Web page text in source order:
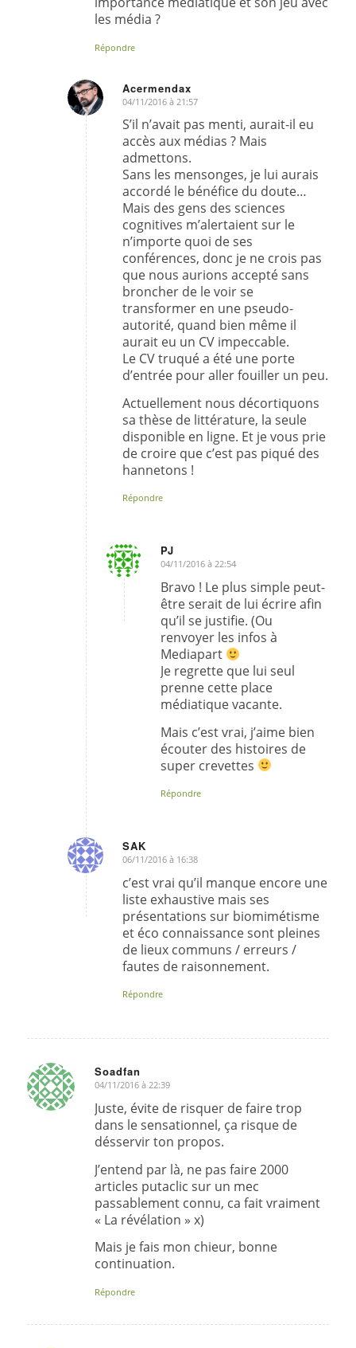
les média ?
Répondre
Acermendax
dit
04/11/2016 à 21:57
S’il n’avait pas menti, aurait-il eu
accès aux médias ? Mais
admettons.
Sans les mensonges, je lui aurais
accordé le bénéfice du doute…
Mais des gens des sciences
cognitives m’alertaient sur le
n’importe quoi de ses
conférences, donc je ne crois pas
que nous aurions accepté sans
broncher de le voir se
transformer en une pseudo-
autorité, quand bien même il
aurait eu un CV impeccable.
Le CV truqué a été une porte
d’entrée pour aller fouiller un peu.
Actuellement nous décortiquons
sa thèse de littérature, la seule
disponible en ligne. Et je vous prie
de croire que c’est pas piqué des
hannetons !
Répondre
PJ
dit
04/11/2016 à 22:54
Bravo ! Le plus simple peut-
être serait de lui écrire afin
qu’il se justifie. (Ou
renvoyer les infos à
Mediapart
Je regrette que lui seul
prenne cette place
médiatique vacante.
Mais c’est vrai, j’aime bien
écouter des histoires de
super crevettes
Répondre
SAK
dit
06/11/2016 à 16:38
c’est vrai qu’il manque encore une
liste exhaustive mais ses
présentations sur biomimétisme
et éco connaissance sont pleines
de lieux communs / erreurs /
fautes de raisonnement.
Répondre
Soadfan
dit
:
04/11/2016 à 22:39
Juste, évite de risquer de faire trop
dans le sensationnel, ça risque de
désservir ton propos.
J’entend par là, ne pas faire 2000
articles putaclic sur un mec
passablement connu, ca fait vraiment
« La révélation » x)
Mais je fais mon chieur, bonne
continuation.
Répondre